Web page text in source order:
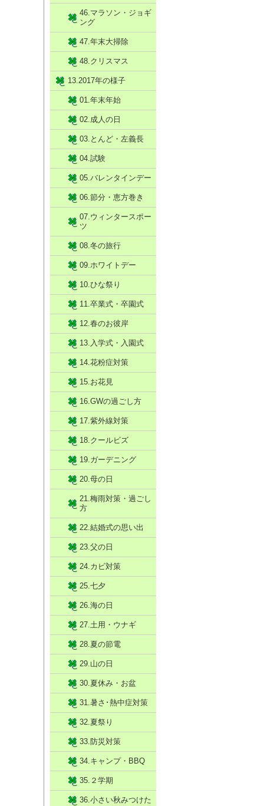
46.マラソン・ジョギ
ング
47.年末大掃除
48.クリスマス
13.2017年の様子
01.年末年始
02.成人の日
03.とんど・左義長
04.試験
05.バレンタインデー
06.節分・恵方巻き
07.ウィンタースポー
ツ
08.冬の旅行
09.ホワイトデー
10.ひな祭り
11.卒業式・卒園式
12.春のお彼岸
13.入学式・入園式
14.花粉症対策
15.お花見
16.GWの過ごし方
17.紫外線対策
18.クールビズ
19.ガーデニング
20.母の日
21.梅雨対策・過ごし
方
22.結婚式の思い出
23.父の日
24.カビ対策
25.七夕
26.海の日
27.土用・ウナギ
28.夏の節電
29.山の日
30.夏休み・お盆
31.暑さ･熱中症対策
32.夏祭り
33.防災対策
34.キャンプ・BBQ
35.２学期
36.小さい秋みつけた